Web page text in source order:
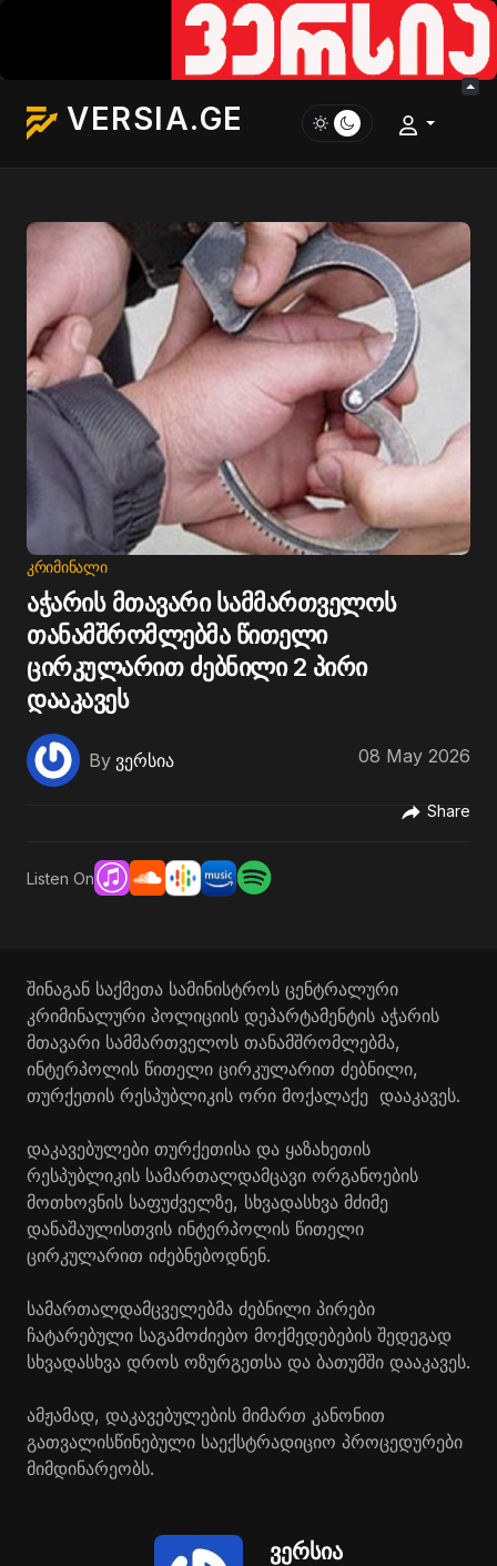
VERSIA.GE
ᲙᲠᲘᲛᲘᲜᲐᲚᲘ
აჭარის მთავარი სამმართველოს
თანამშრომლებმა წითელი
ცირკულარით ძებნილი 2 პირი
დააკავეს
By ვერსია 08 May 2026
Share
Listen On
შინაგან საქმეთა სამინისტროს ცენტრალური
კრიმინალური პოლიციის დეპარტამენტის აჭარის
მთავარი სამმართველოს თანამშრომლებმა,
ინტერპოლის წითელი ცირკულარით ძებნილი,
თურქეთის რესპუბლიკის ორი მოქალაქე დააკავეს.
დაკავებულები თურქეთისა და ყაზახეთის
რესპუბლიკის სამართალდამცავი ორგანოების
მოთხოვნის საფუძველზე, სხვადასხვა მძიმე
დანაშაულისთვის ინტერპოლის წითელი
ცირკულარით იძებნებოდნენ.
სამართალდამცველებმა ძებნილი პირები
ჩატარებული საგამოძიებო მოქმედებების შედეგად
სხვადასხვა დროს ოზურგეთსა და ბათუმში დააკავეს.
ამჟამად, დაკავებულების მიმართ კანონით
გათვალისწინებული საექსტრადიციო პროცედურები
მიმდინარეობს.
ვერსია